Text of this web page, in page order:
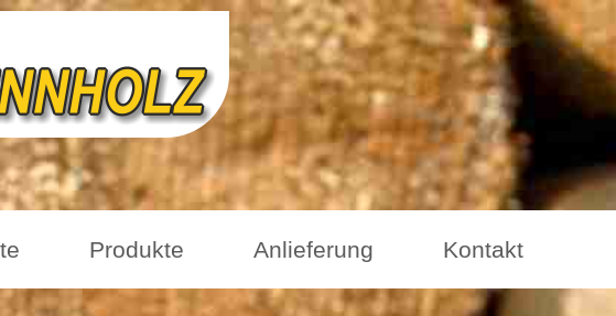
Produkte Anlieferung Kontakt